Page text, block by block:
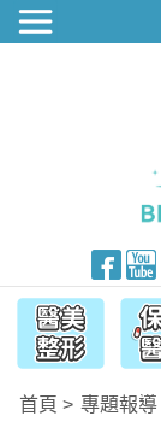
醫美整形
首頁 專題報導